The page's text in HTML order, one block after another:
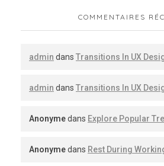
COMMENTAIRES
admin dans Transitions In UX
admin dans Transitions In UX
Anonymedans Explore Popular
Anonymedans Rest During